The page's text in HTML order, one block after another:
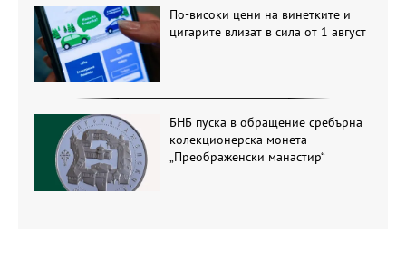
По-високи цени на винетките и
цигарите влизат в сила от 1 август
БНБ пуска в обращение сребърна
колекционерска монета
„Преображенски манастир“